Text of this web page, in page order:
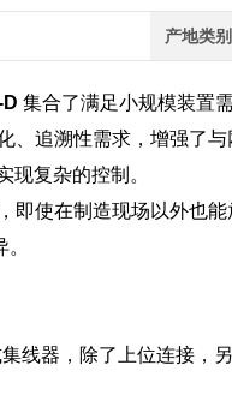
产地类别
集合了满足小规模装置
、追溯性需求，增强了
现复杂的控制。
即使在制造现场以外也
线器，除了上位连接，